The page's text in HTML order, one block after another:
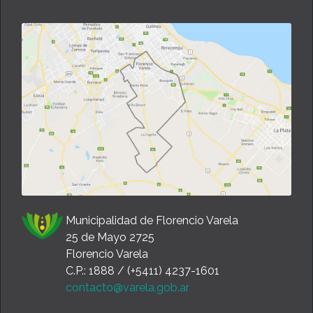
Municipalidad de Florencio Varela
25 de Mayo 2725
Florencio Varela
C.P.: 1888 / (+5411) 4237-1601
contacto@varela.gob.ar